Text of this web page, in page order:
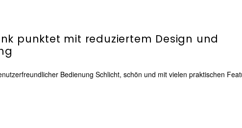
punktet mit reduziertem Design und
Bedienung Schlicht, schön und mit vielen praktischen